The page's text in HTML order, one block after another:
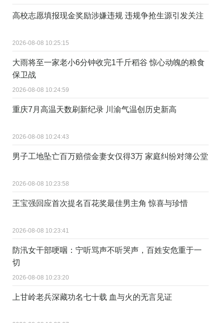
高校志愿填报现金奖励涉嫌违规 违规争抢生源引发关注
2026-08-08 10:25:15
大雨将至一家老小6分钟收完1千斤稻谷 惊心动魄的粮食
保卫战
2026-08-08 10:24:59
重庆7月高温天数刷新纪录 川渝气温创历史新高
2026-08-08 10:24:43
男子工地坠亡百万赔偿金妻女仅得3万 家庭纠纷对簿公堂
2026-08-08 10:23:58
王宝强回应首次提名百花奖最佳男主角 惊喜与珍惜
2026-08-08 10:23:41
防汛女干部哽咽：宁听骂声不听哭声，百姓安危重于一
切
2026-08-08 10:23:20
上甘岭老兵深藏功名七十载 血与火的无言见证